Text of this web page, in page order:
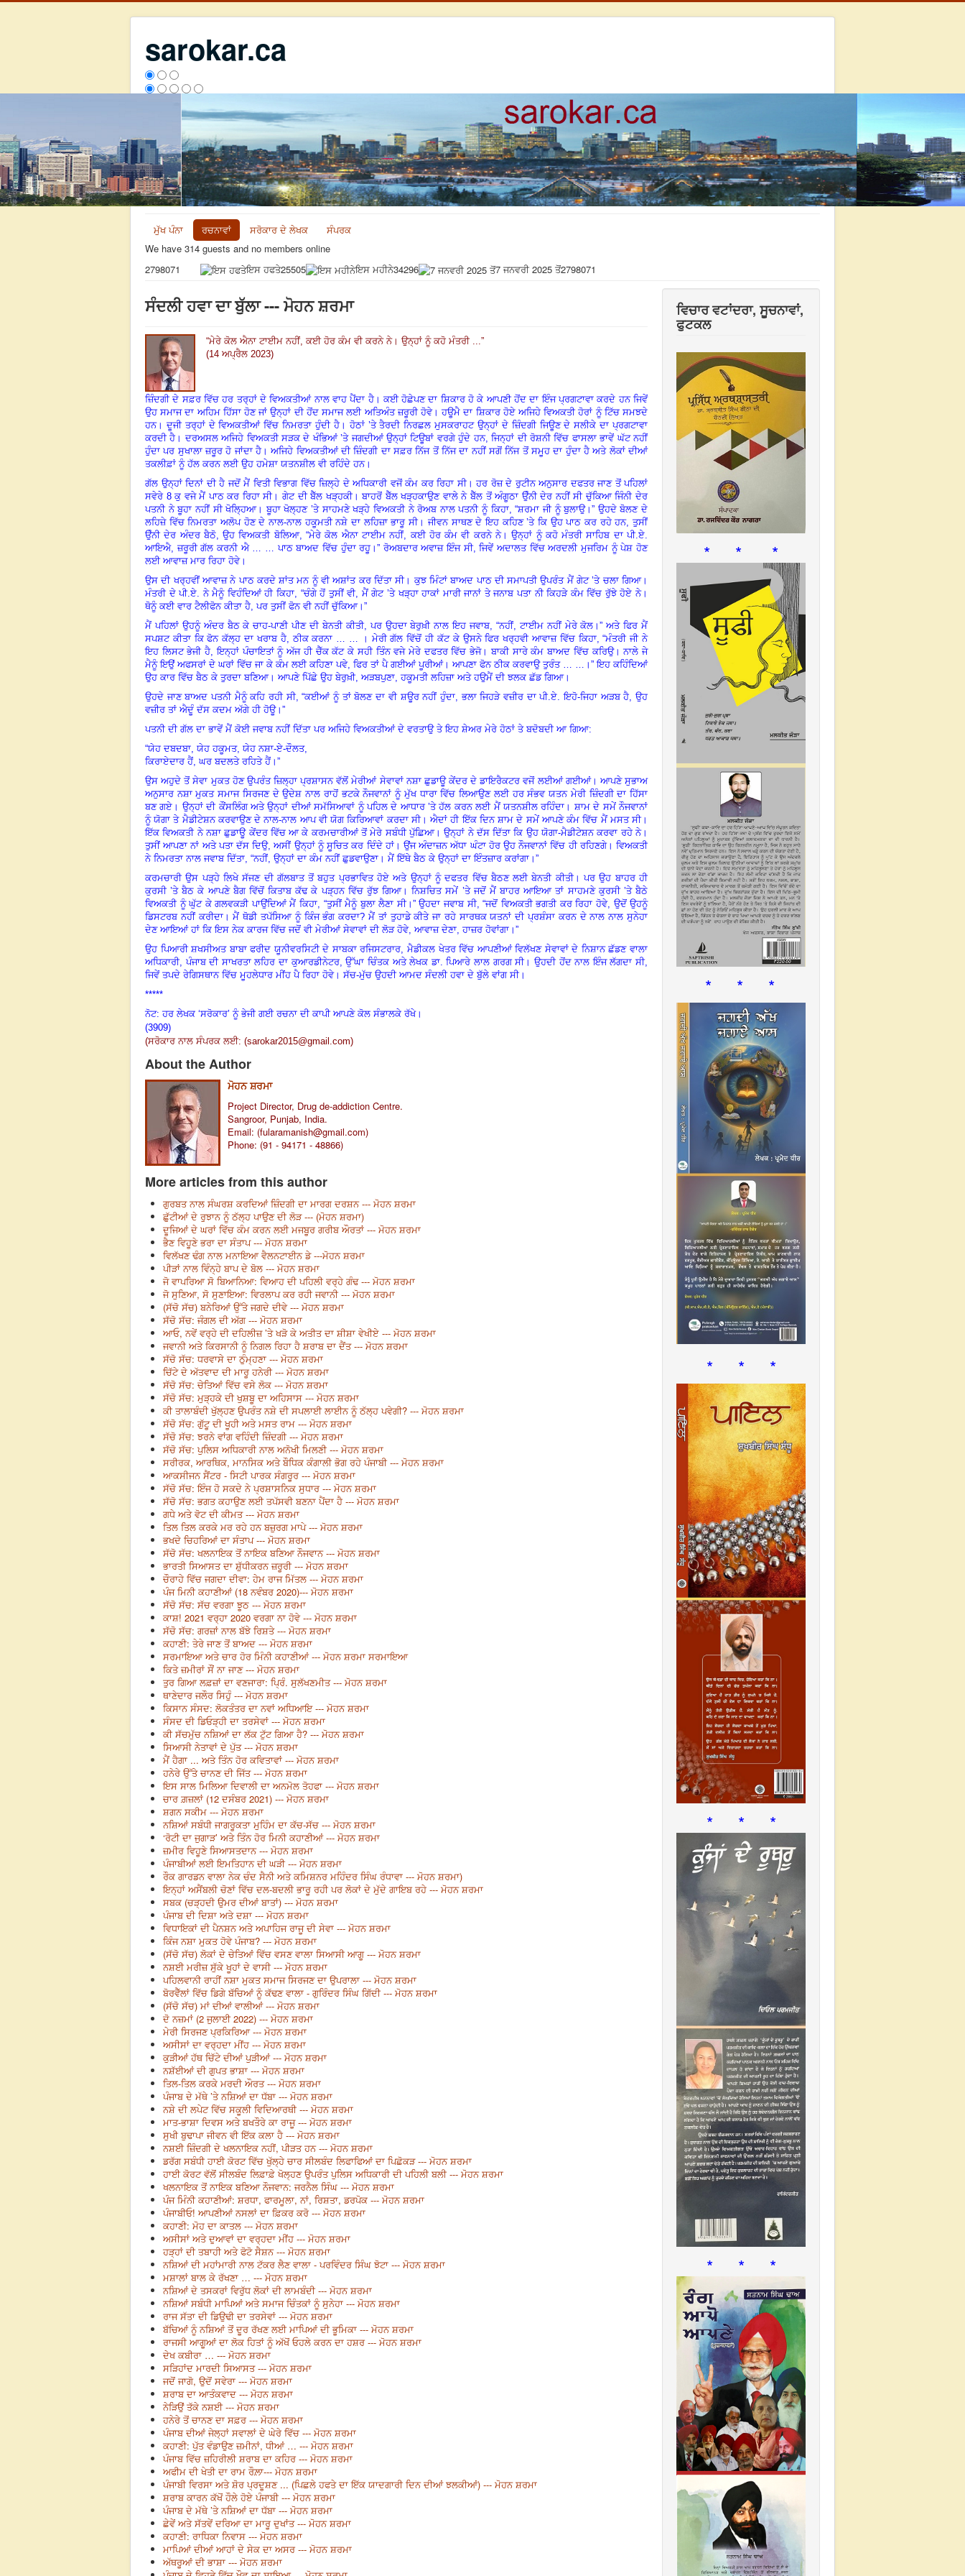
sarokar.ca
ਮੁੱਖ ਪੰਨਾ ਰਚਨਾਵਾਂ ਸਰੋਕਾਰ ਦੇ ਲੇਖਕ
ਸੰਪਰਕ
We have 314 guests and no members online
2798071
ਇਸ ਹਫਤੇ25505 ਇਸ ਮਹੀਨੇ34296 7 ਜਨਵਰੀ 2025 ਤੋਂ2798071
ਸੰਦਲੀ ਹਵਾ ਦਾ ਬੁੱਲਾ --- ਮੋਹਨ ਸ਼ਰਮਾ
“ਮੇਰੇ ਕੋਲ ਐਨਾ ਟਾਈਮ ਨਹੀਂ, ਕਈ ਹੋਰ ਕੰਮ ਵੀ ਕਰਨੇ ਨੇ। ਉਨ੍ਹਾਂ ਨੂੰ ਕਹੋ ਮੰਤਰੀ ... ”
(14 ਅਪ੍ਰੈਲ 2023)
ਜ਼ਿੰਦਗੀ ਦੇ ਸਫ਼ਰ ਵਿੱਚ ਹਰ ਤਰ੍ਹਾਂ ਦੇ ਵਿਅਕਤੀਆਂ ਨਾਲ ਵਾਹ ਪੈਂਦਾ ਹੈ। ਕਈ ਹੋਛੇਪਣ ਦਾ ਸ਼ਿਕਾਰ ਹੋ ਕੇ ਆਪਣੀ ਹੋਂਦ ਦਾ ਇੰਜ ਪ੍ਰਗਟਾਵਾ ਕਰਦੇ ਹਨ ਜਿਵੇਂ
ਉਹ ਸਮਾਜ ਦਾ ਅਹਿਮ ਹਿੱਸਾ ਹੋਣ ਜਾਂ ਉਨ੍ਹਾਂ ਦੀ ਹੋਂਦ ਸਮਾਜ ਲਈ ਅਤਿਅੰਤ ਜ਼ਰੂਰੀ ਹੋਵੇ। ਹਊਮੈ ਦਾ ਸ਼ਿਕਾਰ ਹੋਏ ਅਜਿਹੇ ਵਿਅਕਤੀ ਹੋਰਾਂ ਨੂੰ ਟਿੱਚ ਸਮਝਦੇ
ਹਨ। ਦੂਜੀ ਤਰ੍ਹਾਂ ਦੇ ਵਿਅਕਤੀਆਂ ਵਿੱਚ ਨਿਮਰਤਾ ਹੁੰਦੀ ਹੈ। ਹੋਠਾਂ ’ਤੇ ਤੈਰਦੀ ਨਿਰਛਲ ਮੁਸਕਰਾਹਟ ਉਨ੍ਹਾਂ ਦੇ ਜ਼ਿੰਦਗੀ ਜਿਊਣ ਦੇ ਸਲੀਕੇ ਦਾ ਪ੍ਰਗਟਾਵਾ
ਕਰਦੀ ਹੈ। ਦਰਅਸਲ ਅਜਿਹੇ ਵਿਅਕਤੀ ਸੜਕ ਦੇ ਖੰਭਿਆਂ ’ਤੇ ਜਗਦੀਆਂ ਉਨ੍ਹਾਂ ਟਿਊਬਾਂ ਵਰਗੇ ਹੁੰਦੇ ਹਨ,ਜਿਨ੍ਹਾਂ ਦੀ ਰੋਸ਼ਨੀ ਵਿੱਚ ਫਾਸਲਾ ਭਾਵੇਂ ਘੱਟ ਨਹੀਂ
ਹੁੰਦਾ ਪਰ ਸੁਖਾਲਾ ਜ਼ਰੂਰ ਹੋ ਜਾਂਦਾ ਹੈ। ਅਜਿਹੇ ਵਿਅਕਤੀਆਂ ਦੀ ਜ਼ਿੰਦਗੀ ਦਾ ਸਫ਼ਰ ਨਿੱਜ ਤੋਂ ਨਿੱਜ ਦਾ ਨਹੀਂ ਸਗੋਂ ਨਿੱਜ ਤੋਂ ਸਮੂਹ ਦਾ ਹੁੰਦਾ ਹੈ ਅਤੇ ਲੋਕਾਂ ਦੀਆਂ
ਤਕਲੀਫ਼ਾਂ ਨੂੰ ਹੱਲ ਕਰਨ ਲਈ ਉਹ ਹਮੇਸ਼ਾ ਯਤਨਸ਼ੀਲ ਵੀ ਰਹਿੰਦੇ ਹਨ।
ਗੱਲ ਉਨ੍ਹਾਂ ਦਿਨਾਂ ਦੀ ਹੈ ਜਦੋਂ ਮੈਂ ਵਿਤੀ ਵਿਭਾਗ ਵਿੱਚ ਜ਼ਿਲ੍ਹੇ ਦੇ ਅਧਿਕਾਰੀ ਵਜੋਂ ਕੰਮ ਕਰ ਰਿਹਾ ਸੀ। ਹਰ ਰੋਜ਼ ਦੇ ਰੁਟੀਨ ਅਨੁਸਾਰ ਦਫਤਰ ਜਾਣ ਤੋਂ ਪਹਿਲਾਂ
ਸਵੇਰੇ 8 ਕੁ ਵਜੇ ਮੈਂ ਪਾਠ ਕਰ ਰਿਹਾ ਸੀ। ਗੇਟ ਦੀ ਬੈੱਲ ਖੜ੍ਹਕੀ। ਬਾਹਰੋਂ ਬੈੱਲ ਖੜ੍ਹਕਾਉਣ ਵਾਲੇ ਨੇ ਬੈੱਲ ਤੋਂ ਅੰਗੂਠਾ ਉੰਨੀ ਦੇਰ ਨਹੀਂ ਸੀ ਚੁੱਕਿਆ ਜਿੰਨੀ ਦੇਰ
ਪਤਨੀ ਨੇ ਬੂਹਾ ਨਹੀਂ ਸੀ ਖੋਲ੍ਹਿਆ। ਬੂਹਾ ਖੋਲ੍ਹਣ ’ਤੇ ਸਾਹਮਣੇ ਖੜ੍ਹੇ ਵਿਅਕਤੀ ਨੇ ਰੋਅਬ ਨਾਲ ਪਤਨੀ ਨੂੰ ਕਿਹਾ, “ਸ਼ਰਮਾ ਜੀ ਨੂੰ ਬੁਲਾਉ।” ਉਹਦੇ ਬੋਲਣ ਦੇ
ਲਹਿਜ਼ੇ ਵਿੱਚ ਨਿਮਰਤਾ ਅਲੋਪ ਹੋਣ ਦੇ ਨਾਲ-ਨਾਲ ਹਕੂਮਤੀ ਨਸ਼ੇ ਦਾ ਲਹਿਜ਼ਾ ਭਾਰੂ ਸੀ। ਜੀਵਨ ਸਾਥਣ ਦੇ ਇਹ ਕਹਿਣ ’ਤੇ ਕਿ ਉਹ ਪਾਠ ਕਰ ਰਹੇ ਹਨ,ਤੁਸੀਂ
ਉੰਨੀ ਦੇਰ ਅੰਦਰ ਬੈਠੋ,ਉਹ ਵਿਅਕਤੀ ਬੋਲਿਆ, “ਮੇਰੇ ਕੋਲ ਐਨਾ ਟਾਈਮ ਨਹੀਂ, ਕਈ ਹੋਰ ਕੰਮ ਵੀ ਕਰਨੇ ਨੇ। ਉਨ੍ਹਾਂ ਨੂੰ ਕਹੋ ਮੰਤਰੀ ਸਾਹਿਬ ਦਾ ਪੀ.ਏ.
ਆਇਐ, ਜ਼ਰੂਰੀ ਗੱਲ ਕਰਨੀ ਐ … … ਪਾਠ ਬਾਅਦ ਵਿੱਚ ਹੁੰਦਾ ਰਹੂ।” ਰੋਅਬਦਾਰ ਅਵਾਜ਼ ਇੰਜ ਸੀ,ਜਿਵੇਂ ਅਦਾਲਤ ਵਿੱਚ ਅਰਦਲੀ ਮੁਜਰਿਮ ਨੂੰ ਪੇਸ਼ ਹੋਣ
ਲਈ ਆਵਾਜ਼ ਮਾਰ ਰਿਹਾ ਹੋਵੇ।
ਉਸ ਦੀ ਖਰ੍ਹਵੀਂ ਆਵਾਜ਼ ਨੇ ਪਾਠ ਕਰਦੇ ਸ਼ਾਂਤ ਮਨ ਨੂੰ ਵੀ ਅਸ਼ਾਂਤ ਕਰ ਦਿੱਤਾ ਸੀ। ਕੁਝ ਮਿੰਟਾਂ ਬਾਅਦ ਪਾਠ ਦੀ ਸਮਾਪਤੀ ਉਪਰੰਤ ਮੈਂ ਗੇਟ ’ਤੇ ਚਲਾ ਗਿਆ।
ਮੰਤਰੀ ਦੇ ਪੀ.ਏ. ਨੇ ਮੈਨੂੰ ਵਿਹੰਦਿਆਂ ਹੀ ਕਿਹਾ , “ਚੰਗੇ ਹੋਂ ਤੁਸੀਂ ਵੀ, ਮੈਂ ਗੇਟ ’ਤੇ ਖੜ੍ਹਾ ਹਾਕਾਂ ਮਾਰੀ ਜਾਨਾਂ ਤੇ ਜਨਾਬ ਪਤਾ ਨੀ ਕਿਹੜੇ ਕੰਮ ਵਿੱਚ ਰੁੱਝੇ ਹੋਏ ਨੇ।
ਥੋਨੂੰ ਕਈ ਵਾਰ ਟੈਲੀਫੋਨ ਕੀਤਾ ਹੈ ਪਰ ਤੁਸੀਂ ਫੋਨ ਵੀ ਨਹੀਂ ਚੁੱਕਿਆ।”
ਮੈਂ ਪਹਿਲਾਂ ਉਹਨੂੰ ਅੰਦਰ ਬੈਠ ਕੇ ਚਾਹ-ਪਾਣੀ ਪੀਣ ਦੀ ਬੇਨਤੀ ਕੀਤੀ, ਪਰ ਉਹਦਾ ਬੇਰੁਖ਼ੀ ਨਾਲ ਇਹ ਜਵਾਬ, “ਨਹੀਂ, ਟਾਈਮ ਨਹੀਂ ਮੇਰੇ ਕੋਲ।” ਅਤੇ ਫਿਰ ਮੈਂ
ਸਪਸ਼ਟ ਕੀਤਾ ਕਿ ਫੋਨ ਕੱਲ੍ਹ ਦਾ ਖਰਾਬ ਹੈ, ਠੀਕ ਕਰਨਾ … … । ਮੇਰੀ ਗੱਲ ਵਿੱਚੋਂ ਹੀ ਕੱਟ ਕੇ ਉਸਨੇ ਫਿਰ ਖਰ੍ਹਵੀ ਆਵਾਜ਼ ਵਿੱਚ ਕਿਹਾ, “ਮੰਤਰੀ ਜੀ ਨੇ
ਇਹ ਲਿਸਟ ਭੇਜੀ ਹੈ ,ਇਨ੍ਹਾਂ ਪੰਚਾਇਤਾਂ ਨੂੰ ਅੱਜ ਹੀ ਚੈੱਕ ਕੱਟ ਕੇ ਸਹੀ ਤਿੰਨ ਵਜੇ ਮੇਰੇ ਦਫਤਰ ਵਿੱਚ ਭੇਜੋ। ਬਾਕੀ ਸਾਰੇ ਕੰਮ ਬਾਅਦ ਵਿੱਚ ਕਰਿਉ। ਨਾਲੇ ਜੇ
ਮੈਨੂੰ ਇਉਂ ਅਫਸਰਾਂ ਦੇ ਘਰਾਂ ਵਿੱਚ ਜਾ ਕੇ ਕੰਮ ਲਈ ਕਹਿਣਾ ਪਵੇ, ਫਿਰ ਤਾਂ ਪੈ ਗਈਆਂ ਪੂਰੀਆਂ। ਆਪਣਾ ਫੋਨ ਠੀਕ ਕਰਵਾਉ ਤੁਰੰਤ … …।” ਇਹ ਕਹਿੰਦਿਆਂ
ਉਹ ਕਾਰ ਵਿੱਚ ਬੈਠ ਕੇ ਤੁਰਦਾ ਬਣਿਆ। ਆਪਣੇ ਪਿੱਛੇ ਉਹ ਬੇਰੁਖ਼ੀ, ਅੜਬਪੁਣਾ ਹਕੂਮਤੀ ਲਹਿਜ਼ਾ ਅਤੇ ਹਉਮੈਂ ਦੀ ਝਲਕ ਛੱਡ ਗਿਆ।
ਉਹਦੇ ਜਾਣ ਬਾਅਦ ਪਤਨੀ ਮੈਨੂੰ ਕਹਿ ਰਹੀ ਸੀ, “ਕਈਆਂ ਨੂੰ ਤਾਂ ਬੋਲਣ ਦਾ ਵੀ ਸ਼ਊਰ ਨਹੀਂ ਹੁੰਦਾ, ਭਲਾ ਜਿਹੜੇ ਵਜ਼ੀਰ ਦਾ ਪੀ.ਏ. ਇਹੋ-ਜਿਹਾ ਅੜਬ ਹੈ ,ਉਹ
ਵਜ਼ੀਰ ਤਾਂ ਐਦੂੰ ਦੱਸ ਕਦਮ ਅੱਗੇ ਹੀ ਹੋਊ।”
ਪਤਨੀ ਦੀ ਗੱਲ ਦਾ ਭਾਵੇਂ ਮੈਂ ਕੋਈ ਜਵਾਬ ਨਹੀਂ ਦਿੱਤਾ ਪਰ ਅਜਿਹੇ ਵਿਅਕਤੀਆਂ ਦੇ ਵਰਤਾਉ ਤੇ ਇਹ ਸ਼ੇਅਰ ਮੇਰੇ ਹੋਠਾਂ ਤੇ ਬਦੋਬਦੀ ਆ ਗਿਆ:
“ਯੇਹ ਦਬਦਬਾ ਯੇਹ ਹਕੂਮਤ, ਯੇਹ ਨਸ਼ਾ-ਏ-ਦੌਲਤ,
ਕਿਰਾਏਦਾਰ ਹੈਂ ਘਰ ਬਦਲਤੇ ਰਹਿਤੇ ਹੈਂ।”
ਉਸ ਅਹੁਦੇ ਤੋਂ ਸੇਵਾ ਮੁਕਤ ਹੋਣ ਉਪਰੰਤ ਜ਼ਿਲ੍ਹਾ ਪ੍ਰਸ਼ਾਸਨ ਵੱਲੋਂ ਮੇਰੀਆਂ ਸੇਵਾਵਾਂ ਨਸ਼ਾ ਛੁਡਾਊ ਕੇਂਦਰ ਦੇ ਡਾਇਰੈਕਟਰ ਵਜੋਂ ਲਈਆਂ ਗਈਆਂ। ਆਪਣੇ ਸੁਭਾਅ
ਅਨੁਸਾਰ ਨਸ਼ਾ ਮੁਕਤ ਸਮਾਜ ਸਿਰਜਣ ਦੇ ਉਦੇਸ਼ ਨਾਲ ਰਾਹੋਂ ਭਟਕੇ ਨੌਜਵਾਨਾਂ ਨੂੰ ਮੁੱਖ ਧਾਰਾ ਵਿੱਚ ਲਿਆਉਣ ਲਈ ਹਰ ਸੰਭਵ ਯਤਨ ਮੇਰੀ ਜ਼ਿੰਦਗੀ ਦਾ ਹਿੱਸਾ
ਬਣ ਗਏ। ਉਨ੍ਹਾਂ ਦੀ ਕੌਂਸਲਿੰਗ ਅਤੇ ਉਨ੍ਹਾਂ ਦੀਆਂ ਸਮੱਸਿਆਵਾਂ ਨੂੰ ਪਹਿਲ ਦੇ ਆਧਾਰ ’ਤੇ ਹੱਲ ਕਰਨ ਲਈ ਮੈਂ ਯਤਨਸ਼ੀਲ ਰਹਿੰਦਾ। ਸ਼ਾਮ ਦੇ ਸਮੇਂ ਨੌਜਵਾਨਾਂ
ਨੂੰ ਯੋਗਾ ਤੇ ਮੈਡੀਟੇਸ਼ਨ ਕਰਵਾਉਣ ਦੇ ਨਾਲ-ਨਾਲ ਆਪ ਵੀ ਯੋਗ ਕਿਰਿਆਵਾਂ ਕਰਦਾ ਸੀ। ਐਦਾਂ ਹੀ ਇੱਕ ਦਿਨ ਸ਼ਾਮ ਦੇ ਸਮੇਂ ਆਪਣੇ ਕੰਮ ਵਿੱਚ ਮੈਂ ਮਸਤ ਸੀ।
ਇੱਕ ਵਿਅਕਤੀ ਨੇ ਨਸ਼ਾ ਛੁਡਾਊ ਕੇਂਦਰ ਵਿੱਚ ਆ ਕੇ ਕਰਮਚਾਰੀਆਂ ਤੋਂ ਮੇਰੇ ਸਬੰਧੀ ਪੁੱਛਿਆ। ਉਨ੍ਹਾਂ ਨੇ ਦੱਸ ਦਿੱਤਾ ਕਿ ਉਹ ਯੋਗਾ-ਮੈਡੀਟੇਸ਼ਨ ਕਰਵਾ ਰਹੇ ਨੇ।
ਤੁਸੀਂ ਆਪਣਾ ਨਾਂ ਅਤੇ ਪਤਾ ਦੱਸ ਦਿਉ,ਅਸੀਂ ਉਨ੍ਹਾਂ ਨੂੰ ਸੂਚਿਤ ਕਰ ਦਿੰਦੇ ਹਾਂ। ਉਂਜ ਅੰਦਾਜ਼ਨ ਅੱਧਾ ਘੰਟਾ ਹੋਰ ਉਹ ਨੌਜਵਾਨਾਂ ਵਿੱਚ ਹੀ ਰਹਿਣਗੇ। ਵਿਅਕਤੀ
ਨੇ ਨਿਮਰਤਾ ਨਾਲ ਜਵਾਬ ਦਿੱਤਾ , “ਨਹੀਂ, ਉਨ੍ਹਾਂ ਦਾ ਕੰਮ ਨਹੀਂ ਛੁਡਵਾਉਣਾ। ਮੈਂ ਇੱਥੇ ਬੈਠ ਕੇ ਉਨ੍ਹਾਂ ਦਾ ਇੰਤਜ਼ਾਰ ਕਰਾਂਗਾ।”
ਕਰਮਚਾਰੀ ਉਸ ਪੜ੍ਹੇ ਲਿਖੇ ਸੱਜਣ ਦੀ ਗੱਲਬਾਤ ਤੋਂ ਬਹੁਤ ਪ੍ਰਭਾਵਿਤ ਹੋਏ ਅਤੇ ਉਨ੍ਹਾਂ ਨੂੰ ਦਫਤਰ ਵਿੱਚ ਬੈਠਣ ਲਈ ਬੇਨਤੀ ਕੀਤੀ। ਪਰ ਉਹ ਬਾਹਰ ਹੀ
ਕੁਰਸੀ ’ਤੇ ਬੈਠ ਕੇ ਆਪਣੇ ਬੈਗ ਵਿੱਚੋਂ ਕਿਤਾਬ ਕੱਢ ਕੇ ਪੜ੍ਹਨ ਵਿੱਚ ਰੁੱਝ ਗਿਆ। ਨਿਸ਼ਚਿਤ ਸਮੇਂ ’ਤੇ ਜਦੋਂ ਮੈਂ ਬਾਹਰ ਆਇਆ ਤਾਂ ਸਾਹਮਣੇ ਕੁਰਸੀ ’ਤੇ ਬੈਠੇ
ਵਿਅਕਤੀ ਨੂੰ ਘੁੱਟ ਕੇ ਗਲਵਕੜੀ ਪਾਉਂਦਿਆਂ ਮੈਂ ਕਿਹਾ, “ਤੁਸੀਂ ਮੈਨੂੰ ਬੁਲਾ ਲੈਣਾ ਸੀ।” ਉਹਦਾ ਜਵਾਬ ਸੀ, “ਜਦੋਂ ਵਿਅਕਤੀ ਭਗਤੀ ਕਰ ਰਿਹਾ ਹੋਵੇ, ਉਦੋਂ ਉਹਨੂੰ
ਡਿਸਟਰਬ ਨਹੀਂ ਕਰੀਦਾ। ਮੈਂ ਥੋਡੀ ਤਪੱਸਿਆ ਨੂੰ ਕਿੰਜ ਭੰਗ ਕਰਦਾ? ਮੈਂ ਤਾਂ ਤੁਹਾਡੇ ਕੀਤੇ ਜਾ ਰਹੇ ਸਾਰਥਕ ਯਤਨਾਂ ਦੀ ਪ੍ਰਸ਼ੰਸਾ ਕਰਨ ਦੇ ਨਾਲ ਨਾਲ ਸੁਨੇਹਾ
ਦੇਣ ਆਇਆਂ ਹਾਂ ਕਿ ਇਸ ਨੇਕ ਕਾਰਜ ਵਿੱਚ ਜਦੋਂ ਵੀ ਮੇਰੀਆਂ ਸੇਵਾਵਾਂ ਦੀ ਲੋੜ ਹੋਵੇ, ਆਵਾਜ਼ ਦੇਣਾ ਹਾਜ਼ਰ ਹੋਵਾਂਗਾ।”
ਉਹ ਪਿਆਰੀ ਸ਼ਖਸੀਅਤ ਬਾਬਾ ਫਰੀਦ ਯੂਨੀਵਰਸਿਟੀ ਦੇ ਸਾਬਕਾ ਰਜਿਸਟਰਾਰ,ਮੈਡੀਕਲ ਖੇਤਰ ਵਿੱਚ ਆਪਣੀਆਂ ਵਿਲੱਖਣ ਸੇਵਾਵਾਂ ਦੇ ਨਿਸ਼ਾਨ ਛੱਡਣ ਵਾਲਾ
ਅਧਿਕਾਰੀ, ਪੰਜਾਬ ਦੀ ਸਾਖਰਤਾ ਲਹਿਰ ਦਾ ਕੁਆਰਡੀਨੇਟਰ,ਉੱਘਾ ਚਿੰਤਕ ਅਤੇ ਲੇਖਕ ਡਾ. ਪਿਆਰੇ ਲਾਲ ਗਰਗ ਸੀ। ਉਹਦੀ ਹੋਂਦ ਨਾਲ ਇੰਜ ਲੱਗਦਾ ਸੀ,
ਜਿਵੇਂ ਤਪਦੇ ਰੇਗਿਸਥਾਨ ਵਿੱਚ ਮੂਹਲੇਧਾਰ ਮੀਂਹ ਪੈ ਰਿਹਾ ਹੋਵੇ। ਸੱਚ-ਮੁੱਚ ਉਹਦੀ ਆਮਦ ਸੰਦਲੀ ਹਵਾ ਦੇ ਬੁੱਲੇ ਵਾਂਗ ਸੀ।
*****
ਨੋਟ: ਹਰ ਲੇਖਕ ‘ਸਰੋਕਾਰ’ ਨੂੰ ਭੇਜੀ ਗਈ ਰਚਨਾ ਦੀ ਕਾਪੀ ਆਪਣੇ ਕੋਲ ਸੰਭਾਲਕੇ ਰੱਖੇ।
(3909)
(ਸਰੋਕਾਰ ਨਾਲ ਸੰਪਰਕ ਲਈ: (sarokar2015@gmail.com)
About the Author
ਮੋਹਨ ਸ਼ਰਮਾ
Project Director, Drug de-addiction Centre.
Sangroor, Punjab, India.
Email: (fularamanish@gmail.com)
Phone: (91 - 94171 - 48866)
More articles from this author
ਗੁਰਬਤ ਨਾਲ ਸੰਘਰਸ਼ ਕਰਦਿਆਂ ਜ਼ਿੰਦਗੀ ਦਾ ਮਾਰਗ ਦਰਸ਼ਨ --- ਮੋਹਨ ਸ਼ਰਮਾ
ਛੁੱਟੀਆਂ ਦੇ ਰੁਝਾਨ ਨੂੰ ਠੱਲ੍ਹ ਪਾਉਣ ਦੀ ਲੋੜ --- (ਮੋਹਨ ਸ਼ਰਮਾ)
ਦੂਜਿਆਂ ਦੇ ਘਰਾਂ ਵਿੱਚ ਕੰਮ ਕਰਨ ਲਈ ਮਜਬੂਰ ਗਰੀਬ ਔਰਤਾਂ --- ਮੋਹਨ ਸ਼ਰਮਾ
ਭੈਣ ਵਿਹੂਣੇ ਭਰਾ ਦਾ ਸੰਤਾਪ --- ਮੋਹਨ ਸ਼ਰਮਾ
ਵਿਲੱਖਣ ਢੰਗ ਨਾਲ ਮਨਾਇਆ ਵੈਲਨਟਾਈਨ ਡੇ ---ਮੋਹਨ ਸ਼ਰਮਾ
ਪੀੜਾਂ ਨਾਲ ਵਿੰਨ੍ਹੇ ਬਾਪ ਦੇ ਬੋਲ --- ਮੋਹਨ ਸ਼ਰਮਾ
ਜੋ ਵਾਪਰਿਆ ਸੋ ਬਿਆਨਿਆ: ਵਿਆਹ ਦੀ ਪਹਿਲੀ ਵਰ੍ਹੇ ਗੰਢ --- ਮੋਹਨ ਸ਼ਰਮਾ
ਜੋ ਸੁਣਿਆ, ਸੋ ਸੁਣਾਇਆ: ਵਿਰਲਾਪ ਕਰ ਰਹੀ ਜਵਾਨੀ --- ਮੋਹਨ ਸ਼ਰਮਾ
(ਸੱਚੋ ਸੱਚ) ਬਨੇਰਿਆਂ ਉੱਤੇ ਜਗਦੇ ਦੀਵੇ --- ਮੋਹਨ ਸ਼ਰਮਾ
ਸੱਚੋ ਸੱਚ: ਜੰਗਲ ਦੀ ਅੱਗ --- ਮੋਹਨ ਸ਼ਰਮਾ
ਆਓ, ਨਵੇਂ ਵਰ੍ਹੇ ਦੀ ਦਹਿਲੀਜ਼ ’ਤੇ ਖੜੋ ਕੇ ਅਤੀਤ ਦਾ ਸ਼ੀਸ਼ਾ ਵੇਖੀਏ --- ਮੋਹਨ ਸ਼ਰਮਾ
ਜਵਾਨੀ ਅਤੇ ਕਿਰਸਾਨੀ ਨੂੰ ਨਿਗਲ ਰਿਹਾ ਹੈ ਸ਼ਰਾਬ ਦਾ ਦੈਂਤ --- ਮੋਹਨ ਸ਼ਰਮਾ
ਸੱਚੋ ਸੱਚ: ਧਰਵਾਸੇ ਦਾ ਠੁੰਮ੍ਹਣਾ --- ਮੋਹਨ ਸ਼ਰਮਾ
ਚਿੱਟੇ ਦੇ ਅੱਤਵਾਦ ਦੀ ਮਾਰੂ ਹਨੇਰੀ --- ਮੋਹਨ ਸ਼ਰਮਾ
ਸੱਚੋ ਸੱਚ: ਚੇਤਿਆਂ ਵਿੱਚ ਵਸੇ ਲੋਕ --- ਮੋਹਨ ਸ਼ਰਮਾ
ਸੱਚੋ ਸੱਚ: ਮੁੜ੍ਹਕੇ ਦੀ ਖੁਸ਼ਬੂ ਦਾ ਅਹਿਸਾਸ --- ਮੋਹਨ ਸ਼ਰਮਾ
ਕੀ ਤਾਲਾਬੰਦੀ ਖੁੱਲ੍ਹਣ ਉਪਰੰਤ ਨਸ਼ੇ ਦੀ ਸਪਲਾਈ ਲਾਈਨ ਨੂੰ ਠੱਲ੍ਹ ਪਵੇਗੀ? --- ਮੋਹਨ ਸ਼ਰਮਾ
ਸੱਚੋ ਸੱਚ: ਗੁੱਟੂ ਦੀ ਖੂਹੀ ਅਤੇ ਮਸਤ ਰਾਮ --- ਮੋਹਨ ਸ਼ਰਮਾ
ਸੱਚੋ ਸੱਚ: ਝਰਨੇ ਵਾਂਗ ਵਹਿੰਦੀ ਜ਼ਿੰਦਗੀ --- ਮੋਹਨ ਸ਼ਰਮਾ
ਸੱਚੋ ਸੱਚ: ਪੁਲਿਸ ਅਧਿਕਾਰੀ ਨਾਲ ਅਨੋਖੀ ਮਿਲਣੀ --- ਮੋਹਨ ਸ਼ਰਮਾ
ਸਰੀਰਕ, ਆਰਥਿਕ, ਮਾਨਸਿਕ ਅਤੇ ਬੌਧਿਕ ਕੰਗਾਲੀ ਭੋਗ ਰਹੇ ਪੰਜਾਬੀ --- ਮੋਹਨ ਸ਼ਰਮਾ
ਆਕਸੀਜਨ ਸੈਂਟਰ - ਸਿਟੀ ਪਾਰਕ ਸੰਗਰੂਰ --- ਮੋਹਨ ਸ਼ਰਮਾ
ਸੱਚੋ ਸੱਚ: ਇੰਜ ਹੋ ਸਕਦੇ ਨੇ ਪ੍ਰਸ਼ਾਸਨਿਕ ਸੁਧਾਰ --- ਮੋਹਨ ਸ਼ਰਮਾ
ਸੱਚੋ ਸੱਚ: ਭਗਤ ਕਹਾਉਣ ਲਈ ਤਪੱਸਵੀ ਬਣਨਾ ਪੈਂਦਾ ਹੈ --- ਮੋਹਨ ਸ਼ਰਮਾ
ਗਧੇ ਅਤੇ ਵੋਟ ਦੀ ਕੀਮਤ --- ਮੋਹਨ ਸ਼ਰਮਾ
ਤਿਲ ਤਿਲ ਕਰਕੇ ਮਰ ਰਹੇ ਹਨ ਬਜ਼ੁਰਗ ਮਾਪੇ --- ਮੋਹਨ ਸ਼ਰਮਾ
ਭਖਦੇ ਚਿਹਰਿਆਂ ਦਾ ਸੰਤਾਪ --- ਮੋਹਨ ਸ਼ਰਮਾ
ਸੱਚੋ ਸੱਚ: ਖਲਨਾਇਕ ਤੋਂ ਨਾਇਕ ਬਣਿਆ ਨੌਜਵਾਨ --- ਮੋਹਨ ਸ਼ਰਮਾ
ਭਾਰਤੀ ਸਿਆਸਤ ਦਾ ਸ਼ੁੱਧੀਕਰਨ ਜ਼ਰੂਰੀ --- ਮੋਹਨ ਸ਼ਰਮਾ
ਚੌਰਾਹੇ ਵਿੱਚ ਜਗਦਾ ਦੀਵਾ: ਹੇਮ ਰਾਜ ਮਿੱਤਲ --- ਮੋਹਨ ਸ਼ਰਮਾ
ਪੰਜ ਮਿਨੀ ਕਹਾਣੀਆਂ (18 ਨਵੰਬਰ 2020)--- ਮੋਹਨ ਸ਼ਰਮਾ
ਸੱਚੋ ਸੱਚ: ਸੱਚ ਵਰਗਾ ਝੂਠ --- ਮੋਹਨ ਸ਼ਰਮਾ
ਕਾਸ਼! 2021 ਵਰ੍ਹਾ 2020 ਵਰਗਾ ਨਾ ਹੋਵੇ --- ਮੋਹਨ ਸ਼ਰਮਾ
ਸੱਚੋ ਸੱਚ: ਗਰਜ਼ਾਂ ਨਾਲ ਬੱਝੇ ਰਿਸ਼ਤੇ --- ਮੋਹਨ ਸ਼ਰਮਾ
ਕਹਾਣੀ: ਤੇਰੇ ਜਾਣ ਤੋਂ ਬਾਅਦ --- ਮੋਹਨ ਸ਼ਰਮਾ
ਸਰਮਾਇਆ ਅਤੇ ਚਾਰ ਹੋਰ ਮਿੰਨੀ ਕਹਾਣੀਆਂ --- ਮੋਹਨ ਸ਼ਰਮਾ ਸਰਮਾਇਆ
ਕਿਤੇ ਜ਼ਮੀਰਾਂ ਸੌਂ ਨਾ ਜਾਣ --- ਮੋਹਨ ਸ਼ਰਮਾ
ਤੁਰ ਗਿਆ ਲਫ਼ਜ਼ਾਂ ਦਾ ਵਣਜਾਰਾ: ਪ੍ਰਿੰ. ਸੁਲੱਖਣਮੀਤ --- ਮੋਹਨ ਸ਼ਰਮਾ
ਥਾਣੇਦਾਰ ਜਲੌਰ ਸਿਹੁੰ --- ਮੋਹਨ ਸ਼ਰਮਾ
ਕਿਸਾਨ ਸੰਸਦ: ਲੋਕਤੰਤਰ ਦਾ ਨਵਾਂ ਅਧਿਆਇ --- ਮੋਹਨ ਸ਼ਰਮਾ
ਸੰਸਦ ਦੀ ਡਿਓੜ੍ਹੀ ਦਾ ਤਰਸੇਵਾਂ --- ਮੋਹਨ ਸ਼ਰਮਾ
ਕੀ ਸੱਚਮੁੱਚ ਨਸ਼ਿਆਂ ਦਾ ਲੱਕ ਟੁੱਟ ਗਿਆ ਹੈ? --- ਮੋਹਨ ਸ਼ਰਮਾ
ਸਿਆਸੀ ਨੇਤਾਵਾਂ ਦੇ ਪੁੱਤ --- ਮੋਹਨ ਸ਼ਰਮਾ
ਮੈਂ ਹੈਗਾ ... ਅਤੇ ਤਿੰਨ ਹੋਰ ਕਵਿਤਾਵਾਂ --- ਮੋਹਨ ਸ਼ਰਮਾ
ਹਨੇਰੇ ਉੱਤੇ ਚਾਨਣ ਦੀ ਜਿੱਤ --- ਮੋਹਨ ਸ਼ਰਮਾ
ਇਸ ਸਾਲ ਮਿਲਿਆ ਦਿਵਾਲੀ ਦਾ ਅਨਮੋਲ ਤੋਹਫਾ --- ਮੋਹਨ ਸ਼ਰਮਾ
ਚਾਰ ਗ਼ਜ਼ਲਾਂ (12 ਦਸੰਬਰ 2021) --- ਮੋਹਨ ਸ਼ਰਮਾ
ਸ਼ਗਨ ਸਕੀਮ --- ਮੋਹਨ ਸ਼ਰਮਾ
ਨਸ਼ਿਆਂ ਸਬੰਧੀ ਜਾਗਰੂਕਤਾ ਮੁਹਿੰਮ ਦਾ ਕੱਚ-ਸੱਚ --- ਮੋਹਨ ਸ਼ਰਮਾ
‘ਰੋਟੀ ਦਾ ਜੁਗਾੜ’ ਅਤੇ ਤਿੰਨ ਹੋਰ ਮਿਨੀ ਕਹਾਣੀਆਂ --- ਮੋਹਨ ਸ਼ਰਮਾ
ਜ਼ਮੀਰ ਵਿਹੂਣੇ ਸਿਆਸਤਦਾਨ --- ਮੋਹਨ ਸ਼ਰਮਾ
ਪੰਜਾਬੀਆਂ ਲਈ ਇਮਤਿਹਾਨ ਦੀ ਘੜੀ --- ਮੋਹਨ ਸ਼ਰਮਾ
ਰੌਕ ਗਾਰਡਨ ਵਾਲਾ ਨੇਕ ਚੰਦ ਸੈਨੀ ਅਤੇ ਕਮਿਸ਼ਨਰ ਮਹਿੰਦਰ ਸਿੰਘ ਰੰਧਾਵਾ --- ਮੋਹਨ ਸ਼ਰਮਾ)
ਇਨ੍ਹਾਂ ਅਸੈਂਬਲੀ ਚੋਣਾਂ ਵਿੱਚ ਦਲ-ਬਦਲੀ ਭਾਰੂ ਰਹੀ ਪਰ ਲੋਕਾਂ ਦੇ ਮੁੱਦੇ ਗਾਇਬ ਰਹੇ --- ਮੋਹਨ ਸ਼ਰਮਾ
ਸਬਕ (ਚੜ੍ਹਦੀ ਉਮਰ ਦੀਆਂ ਬਾਤਾਂ) --- ਮੋਹਨ ਸ਼ਰਮਾ
ਪੰਜਾਬ ਦੀ ਦਿਸ਼ਾ ਅਤੇ ਦਸ਼ਾ --- ਮੋਹਨ ਸ਼ਰਮਾ
ਵਿਧਾਇਕਾਂ ਦੀ ਪੈਨਸ਼ਨ ਅਤੇ ਅਪਾਹਿਜ ਰਾਜੂ ਦੀ ਸੇਵਾ --- ਮੋਹਨ ਸ਼ਰਮਾ
ਕਿੰਜ ਨਸ਼ਾ ਮੁਕਤ ਹੋਵੇ ਪੰਜਾਬ? --- ਮੋਹਨ ਸ਼ਰਮਾ
(ਸੱਚੋ ਸੱਚ) ਲੋਕਾਂ ਦੇ ਚੇਤਿਆਂ ਵਿੱਚ ਵਸਣ ਵਾਲਾ ਸਿਆਸੀ ਆਗੂ --- ਮੋਹਨ ਸ਼ਰਮਾ
ਨਸ਼ਈ ਮਰੀਜ਼ ਸੁੱਕੇ ਖੂਹਾਂ ਦੇ ਵਾਸੀ --- ਮੋਹਨ ਸ਼ਰਮਾ
ਪਹਿਲਵਾਨੀ ਰਾਹੀਂ ਨਸ਼ਾ ਮੁਕਤ ਸਮਾਜ ਸਿਰਜਣ ਦਾ ਉਪਰਾਲਾ --- ਮੋਹਨ ਸ਼ਰਮਾ
ਬੋਰਵੈੱਲਾਂ ਵਿੱਚ ਡਿਗੇ ਬੱਚਿਆਂ ਨੂੰ ਕੱਢਣ ਵਾਲਾ - ਗੁਰਿੰਦਰ ਸਿੰਘ ਗਿੱਦੀ --- ਮੋਹਨ ਸ਼ਰਮਾ
(ਸੱਚੋ ਸੱਚ) ਮਾਂ ਦੀਆਂ ਵਾਲੀਆਂ --- ਮੋਹਨ ਸ਼ਰਮਾ
ਦੋ ਨਜ਼ਮਾਂ (2 ਜੁਲਾਈ 2022) --- ਮੋਹਨ ਸ਼ਰਮਾ
ਮੇਰੀ ਸਿਰਜਣ ਪ੍ਰਕਿਰਿਆ --- ਮੋਹਨ ਸ਼ਰਮਾ
ਅਸੀਸਾਂ ਦਾ ਵਰ੍ਹਦਾ ਮੀਂਹ --- ਮੋਹਨ ਸ਼ਰਮਾ
ਕੁੜੀਆਂ ਹੱਥ ਚਿੱਟੇ ਦੀਆਂ ਪੁੜੀਆਂ --- ਮੋਹਨ ਸ਼ਰਮਾ
ਨਸ਼ੱਈਆਂ ਦੀ ਗੁਪਤ ਭਾਸ਼ਾ --- ਮੋਹਨ ਸ਼ਰਮਾ
ਤਿਲ-ਤਿਲ ਕਰਕੇ ਮਰਦੀ ਔਰਤ --- ਮੋਹਨ ਸ਼ਰਮਾ
ਪੰਜਾਬ ਦੇ ਮੱਥੇ ’ਤੇ ਨਸ਼ਿਆਂ ਦਾ ਧੱਬਾ --- ਮੋਹਨ ਸ਼ਰਮਾ
ਨਸ਼ੇ ਦੀ ਲਪੇਟ ਵਿੱਚ ਸਕੂਲੀ ਵਿਦਿਆਰਥੀ --- ਮੋਹਨ ਸ਼ਰਮਾ
ਮਾਤ-ਭਾਸ਼ਾ ਦਿਵਸ ਅਤੇ ਬਖਤੌਰੇ ਕਾ ਰਾਜੂ --- ਮੋਹਨ ਸ਼ਰਮਾ
ਸੁਖੀ ਬੁਢਾਪਾ ਜੀਵਨ ਵੀ ਇੱਕ ਕਲਾ ਹੈ --- ਮੋਹਨ ਸ਼ਰਮਾ
ਨਸ਼ਈ ਜ਼ਿੰਦਗੀ ਦੇ ਖਲਨਾਇਕ ਨਹੀਂ, ਪੀੜਤ ਹਨ --- ਮੋਹਨ ਸ਼ਰਮਾ
ਡਰੱਗ ਸਬੰਧੀ ਹਾਈ ਕੋਰਟ ਵਿੱਚ ਖੁੱਲ੍ਹੇ ਚਾਰ ਸੀਲਬੰਦ ਲਿਫਾਫਿਆਂ ਦਾ ਪਿਛੋਕੜ --- ਮੋਹਨ ਸ਼ਰਮਾ
ਹਾਈ ਕੋਰਟ ਵੱਲੋਂ ਸੀਲਬੰਦ ਲਿਫ਼ਾਫ਼ੇ ਖੋਲ੍ਹਣ ਉਪਰੰਤ ਪੁਲਿਸ ਅਧਿਕਾਰੀ ਦੀ ਪਹਿਲੀ ਬਲੀ --- ਮੋਹਨ ਸ਼ਰਮਾ
ਖਲਨਾਇਕ ਤੋਂ ਨਾਇਕ ਬਣਿਆ ਨੌਜਵਾਨ: ਜਰਨੈਲ ਸਿੰਘ --- ਮੋਹਨ ਸ਼ਰਮਾ
ਪੰਜ ਮਿੰਨੀ ਕਹਾਣੀਆਂ: ਸ਼ਰਧਾ, ਫਾਰਮੂਲਾ, ਨਾਂ, ਰਿਸ਼ਤਾ, ਡਰਪੋਕ --- ਮੋਹਨ ਸ਼ਰਮਾ
ਪੰਜਾਬੀਓ! ਆਪਣੀਆਂ ਨਸਲਾਂ ਦਾ ਫ਼ਿਕਰ ਕਰੋ --- ਮੋਹਨ ਸ਼ਰਮਾ
ਕਹਾਣੀ: ਮੋਹ ਦਾ ਕਾਤਲ --- ਮੋਹਨ ਸ਼ਰਮਾ
ਅਸੀਸਾਂ ਅਤੇ ਦੁਆਵਾਂ ਦਾ ਵਰ੍ਹਦਾ ਮੀਂਹ --- ਮੋਹਨ ਸ਼ਰਮਾ
ਹੜ੍ਹਾਂ ਦੀ ਤਬਾਹੀ ਅਤੇ ਫੋਟੋ ਸੈਸ਼ਨ --- ਮੋਹਨ ਸ਼ਰਮਾ
ਨਸ਼ਿਆਂ ਦੀ ਮਹਾਂਮਾਰੀ ਨਾਲ ਟੱਕਰ ਲੈਣ ਵਾਲਾ - ਪਰਵਿੰਦਰ ਸਿੰਘ ਝੋਟਾ --- ਮੋਹਨ ਸ਼ਰਮਾ
ਮਸ਼ਾਲਾਂ ਬਾਲ ਕੇ ਰੱਖਣਾ … --- ਮੋਹਨ ਸ਼ਰਮਾ
ਨਸ਼ਿਆਂ ਦੇ ਤਸਕਰਾਂ ਵਿਰੁੱਧ ਲੋਕਾਂ ਦੀ ਲਾਮਬੰਦੀ --- ਮੋਹਨ ਸ਼ਰਮਾ
ਨਸ਼ਿਆਂ ਸਬੰਧੀ ਮਾਪਿਆਂ ਅਤੇ ਸਮਾਜ ਚਿੰਤਕਾਂ ਨੂੰ ਸੁਨੇਹਾ --- ਮੋਹਨ ਸ਼ਰਮਾ
ਰਾਜ ਸੱਤਾ ਦੀ ਡਿਉਢੀ ਦਾ ਤਰਸੇਵਾਂ --- ਮੋਹਨ ਸ਼ਰਮਾ
ਬੱਚਿਆਂ ਨੂੰ ਨਸ਼ਿਆਂ ਤੋਂ ਦੂਰ ਰੱਖਣ ਲਈ ਮਾਪਿਆਂ ਦੀ ਭੂਮਿਕਾ --- ਮੋਹਨ ਸ਼ਰਮਾ
ਰਾਜਸੀ ਆਗੂਆਂ ਦਾ ਲੋਕ ਹਿਤਾਂ ਨੂੰ ਅੱਖੋਂ ਓਹਲੇ ਕਰਨ ਦਾ ਹਸ਼ਰ --- ਮੋਹਨ ਸ਼ਰਮਾ
ਦੇਖ ਕਬੀਰਾ … --- ਮੋਹਨ ਸ਼ਰਮਾ
ਸੜਿਹਾਂਦ ਮਾਰਦੀ ਸਿਆਸਤ --- ਮੋਹਨ ਸ਼ਰਮਾ
ਜਦੋਂ ਜਾਗੋ, ਉਦੋਂ ਸਵੇਰਾ --- ਮੋਹਨ ਸ਼ਰਮਾ
ਸ਼ਰਾਬ ਦਾ ਆਤੰਕਵਾਦ --- ਮੋਹਨ ਸ਼ਰਮਾ
ਨੇੜਿਉਂ ਤੱਕੇ ਨਸ਼ਈ --- ਮੋਹਨ ਸ਼ਰਮਾ
ਹਨੇਰੇ ਤੋਂ ਚਾਨਣ ਦਾ ਸਫ਼ਰ --- ਮੋਹਨ ਸ਼ਰਮਾ
ਪੰਜਾਬ ਦੀਆਂ ਜੇਲ੍ਹਾਂ ਸਵਾਲਾਂ ਦੇ ਘੇਰੇ ਵਿੱਚ --- ਮੋਹਨ ਸ਼ਰਮਾ
ਕਹਾਣੀ: ਪੁੱਤ ਵੰਡਾਉਣ ਜ਼ਮੀਨਾਂ, ਧੀਆਂ … --- ਮੋਹਨ ਸ਼ਰਮਾ
ਪੰਜਾਬ ਵਿੱਚ ਜ਼ਹਿਰੀਲੀ ਸ਼ਰਾਬ ਦਾ ਕਹਿਰ --- ਮੋਹਨ ਸ਼ਰਮਾ
ਅਫੀਮ ਦੀ ਖੇਤੀ ਦਾ ਰਾਮ ਰੌਲ਼ਾ--- ਮੋਹਨ ਸ਼ਰਮਾ
ਪੰਜਾਬੀ ਵਿਰਸਾ ਅਤੇ ਸ਼ੋਰ ਪ੍ਰਦੂਸ਼ਣ ... (ਪਿਛਲੇ ਹਫਤੇ ਦਾ ਇੱਕ ਯਾਦਗਾਰੀ ਦਿਨ ਦੀਆਂ ਝਲਕੀਆਂ) --- ਮੋਹਨ ਸ਼ਰਮਾ
ਸ਼ਰਾਬ ਕਾਰਨ ਕੱਖੋਂ ਹੌਲੇ ਹੋਏ ਪੰਜਾਬੀ --- ਮੋਹਨ ਸ਼ਰਮਾ
ਪੰਜਾਬ ਦੇ ਮੱਥੇ ’ਤੇ ਨਸ਼ਿਆਂ ਦਾ ਧੱਬਾ --- ਮੋਹਨ ਸ਼ਰਮਾ
ਛੇਵੇਂ ਅਤੇ ਸੱਤਵੇਂ ਦਰਿਆ ਦਾ ਮਾਰੂ ਦੁਖਾਂਤ --- ਮੋਹਨ ਸ਼ਰਮਾ
ਕਹਾਣੀ: ਰਾਧਿਕਾ ਨਿਵਾਸ --- ਮੋਹਨ ਸ਼ਰਮਾ
ਮਾਪਿਆਂ ਦੀਆਂ ਆਹਾਂ ਦੇ ਸੇਕ ਦਾ ਅਸਰ --- ਮੋਹਨ ਸ਼ਰਮਾ
ਅੱਥਰੂਆਂ ਦੀ ਭਾਸ਼ਾ --- ਮੋਹਨ ਸ਼ਰਮਾ
ਵਿਚਾਰ ਵਟਾਂਦਰਾ, ਸੂਚਨਾਵਾਂ,
ਫੁਟਕਲ
* * *
* * *
* * *
* * *
* * *